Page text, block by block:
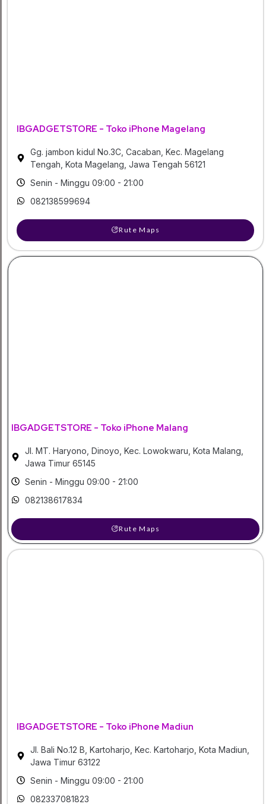
IBGADGETSTORE - Toko iPhone Magelang
Gg. jambon kidul No.3C, Cacaban, Kec. Magelang
Tengah, Kota Magelang, Jawa Tengah 56121
Senin - Minggu 09:00 - 21:00
082138599694
Rute Maps
IBGADGETSTORE - Toko iPhone Malang
Jl. MT. Haryono, Dinoyo, Kec. Lowokwaru, Kota Malang,
Jawa Timur 65145
Senin - Minggu 09:00 - 21:00
082138617834
Rute Maps
IBGADGETSTORE - Toko iPhone Madiun
Jl. Bali No.12 B, Kartoharjo, Kec. Kartoharjo, Kota Madiun,
Jawa Timur 63122
Senin - Minggu 09:00 - 21:00
082337081823